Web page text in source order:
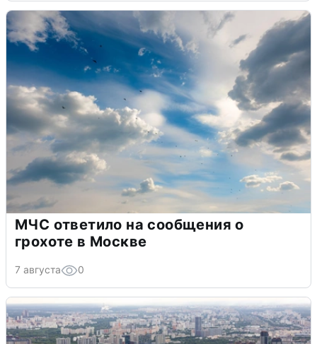
МЧС ответило на сообщения о
грохоте в Москве
7 августа 0